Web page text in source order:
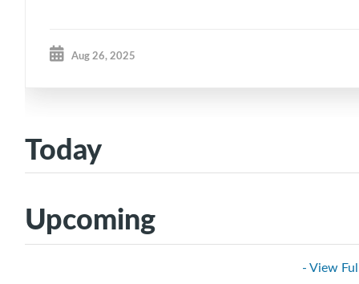
Aug 26, 2025
Today
Upcoming
- View